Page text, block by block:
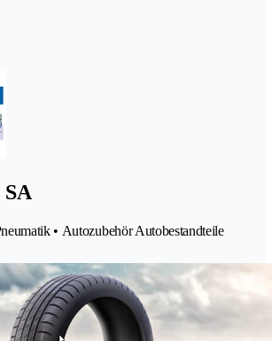
SA
• Autozubehör Autobestandteile